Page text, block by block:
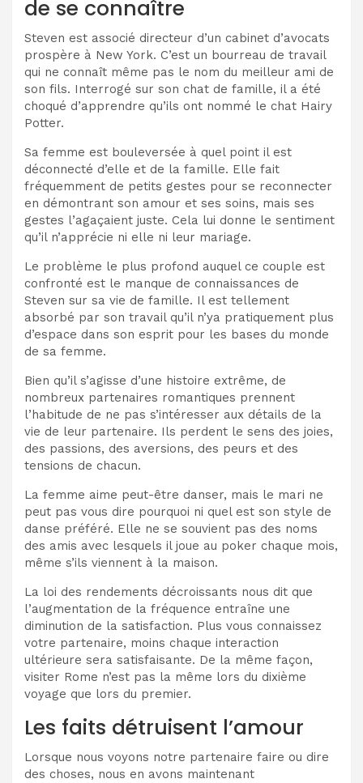
de se connaître
Steven est associé directeur d’un cabinet d’avocats
prospère à New York. C’est un bourreau de travail
qui ne connaît même pas le nom du meilleur ami de
son fils. Interrogé sur son chat de famille, il a été
choqué d’apprendre qu’ils ont nommé le chat Hairy
Potter.
Sa femme est bouleversée à quel point il est
déconnecté d’elle et de la famille. Elle fait
fréquemment de petits gestes pour se reconnecter
en démontrant son amour et ses soins, mais ses
gestes l’agaçaient juste. Cela lui donne le sentiment
qu’il n’apprécie ni elle ni leur mariage.
Le problème le plus profond auquel ce couple est
confronté est le manque de connaissances de
Steven sur sa vie de famille. Il est tellement
absorbé par son travail qu’il n’ya pratiquement plus
d’espace dans son esprit pour les bases du monde
de sa femme.
Bien qu’il s’agisse d’une histoire extrême, de
nombreux partenaires romantiques prennent
l’habitude de ne pas s’intéresser aux détails de la
vie de leur partenaire. Ils perdent le sens des joies,
des passions, des aversions, des peurs et des
tensions de chacun.
La femme aime peut-être danser, mais le mari ne
peut pas vous dire pourquoi ni quel est son style de
danse préféré. Elle ne se souvient pas des noms
des amis avec lesquels il joue au poker chaque mois,
même s’ils viennent à la maison.
La loi des rendements décroissants nous dit que
l’augmentation de la fréquence entraîne une
diminution de la satisfaction. Plus vous connaissez
votre partenaire, moins chaque interaction
ultérieure sera satisfaisante. De la même façon,
visiter Rome n’est pas la même lors du dixième
voyage que lors du premier.
Les faits détruisent l’amour
Lorsque nous voyons notre partenaire faire ou dire
des choses, nous en avons maintenant